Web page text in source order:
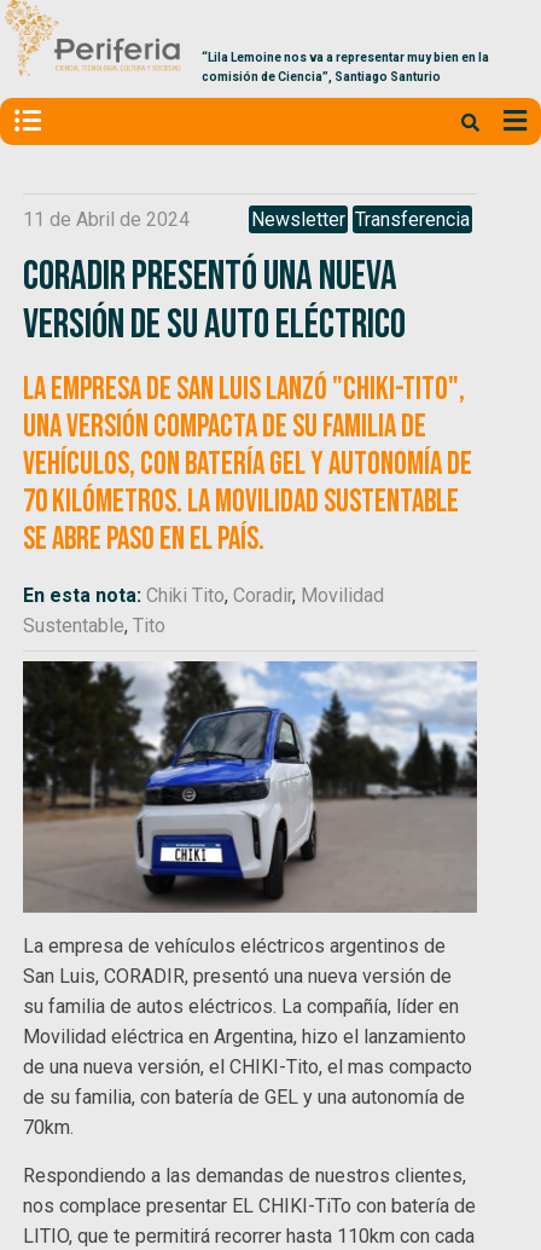
“Lila Lemoine nos va a representar muy bien en la
comisión de Ciencia”, Santiago Santurio
11 de Abril de 2024 Newsletter Transferencia
Coradir presentó una nueva
versión de su auto eléctrico
La empresa de San Luis lanzó "Chiki-Tito",
una versión compacta de su familia de
vehículos, con batería GEL y autonomía de
70 kilómetros. La movilidad sustentable
se abre paso en el país.
En esta nota:Chiki Tito,Coradir, Movilidad
Sustentable,Tito
La empresa de vehículos eléctricos argentinos de
San Luis, CORADIR, presentó una nueva versión de
su familia de autos eléctricos. La compañía, líder en
Movilidad eléctrica en Argentina, hizo el lanzamiento
de una nueva versión, el CHIKI-Tito, el mas compacto
de su familia, con batería de GEL y una autonomía de
70km.
Respondiendo a las demandas de nuestros clientes,
nos complace presentar EL CHIKI-TiTo con batería de
LITIO, que te permitirá recorrer hasta 110km con cada